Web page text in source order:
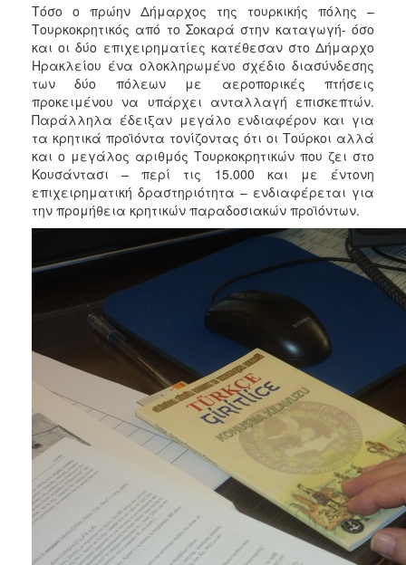
Τόσο ο πρώην Δήμαρχος της τουρκικής πόλης –
Τουρκοκρητικός από το Σοκαρά στην καταγωγή- όσο
και οι δύο επιχειρηματίες κατέθεσαν στο Δήμαρχο
Ηρακλείου ένα ολοκληρωμένο σχέδιο διασύνδεσης
των δύο πόλεων με αεροπορικές πτήσεις
προκειμένου να υπάρχει ανταλλαγή επισκεπτών.
Παράλληλα έδειξαν μεγάλο ενδιαφέρον και για
τα κρητικά προϊόντα τονίζοντας ότι οι Τούρκοι αλλά
και ο μεγάλος αριθμός Τουρκοκρητικών που ζει στο
Κουσάντασι – περί τις 15.000 και με έντονη
επιχειρηματική δραστηριότητα – ενδιαφέρεται για
την προμήθεια κρητικών παραδοσιακών προϊόντων.